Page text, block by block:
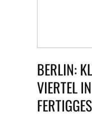
BERLIN:
VIERTEL